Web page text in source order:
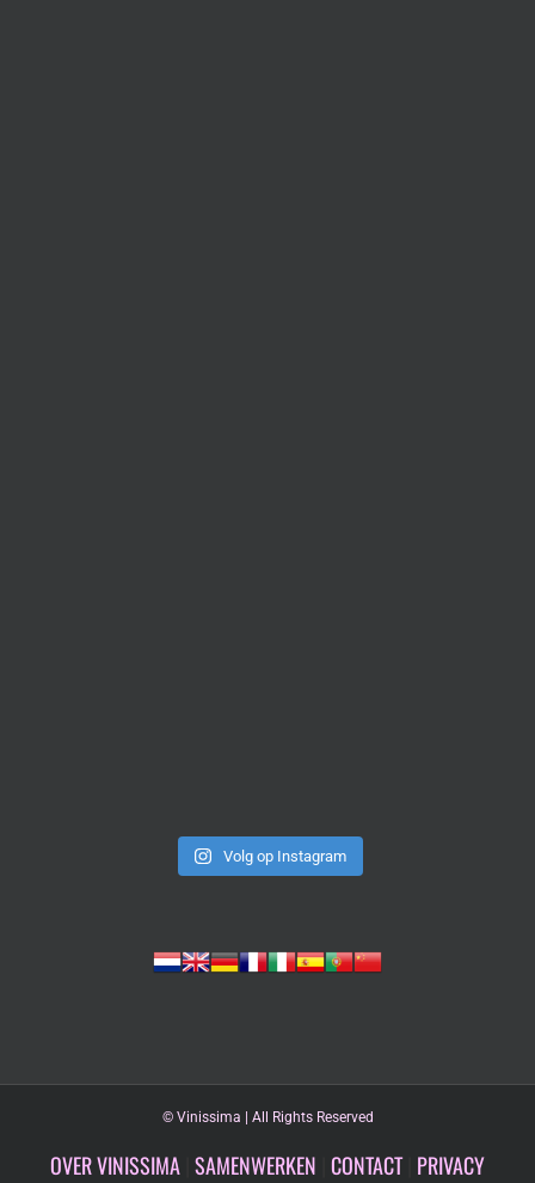
Volg op Instagram
© Vinissima | All Rights Reserved
OVER VINISSIMA SAMENWERKEN CONTACT| PRIVACY